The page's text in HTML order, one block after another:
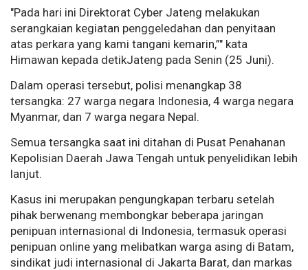
"Pada hari ini Direktorat Cyber Jateng melakukan
serangkaian kegiatan penggeledahan dan penyitaan
atas perkara yang kami tangani kemarin,”" kata
Himawan kepada detikJateng pada Senin (25 Juni).
Dalam operasi tersebut, polisi menangkap 38
tersangka: 27 warga negara Indonesia, 4 warga negara
Myanmar, dan 7 warga negara Nepal.
Semua tersangka saat ini ditahan di Pusat Penahanan
Kepolisian Daerah Jawa Tengah untuk penyelidikan lebih
lanjut.
Kasus ini merupakan pengungkapan terbaru setelah
pihak berwenang membongkar beberapa jaringan
penipuan internasional di Indonesia, termasuk operasi
penipuan online yang melibatkan warga asing di Batam,
sindikat judi internasional di Jakarta Barat, dan markas